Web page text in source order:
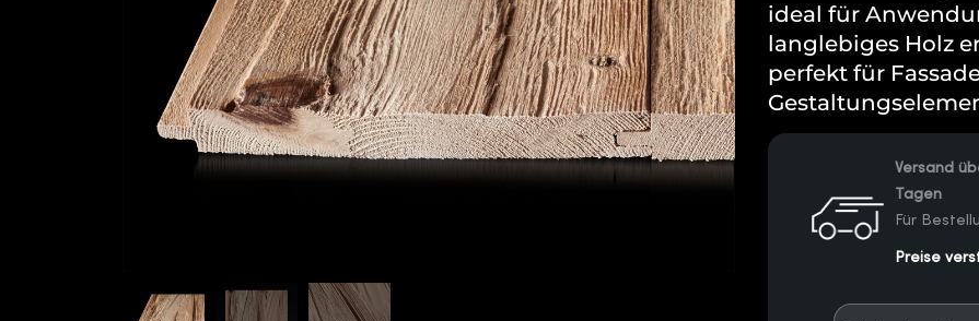
ideal für
langlebiges Holz
perfekt für
Versand
Tagen
Für
Preise